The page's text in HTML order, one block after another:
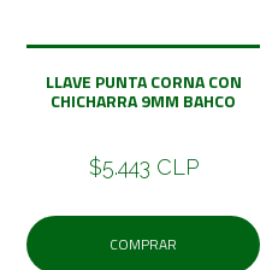
LLAVE PUNTA CORNA CON
CHICHARRA 9MM BAHCO
$5.443 CLP
COMPRAR